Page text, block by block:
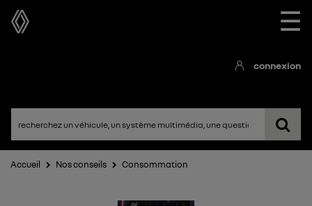
☰
connexion
Accueil Nos conseils Consommation